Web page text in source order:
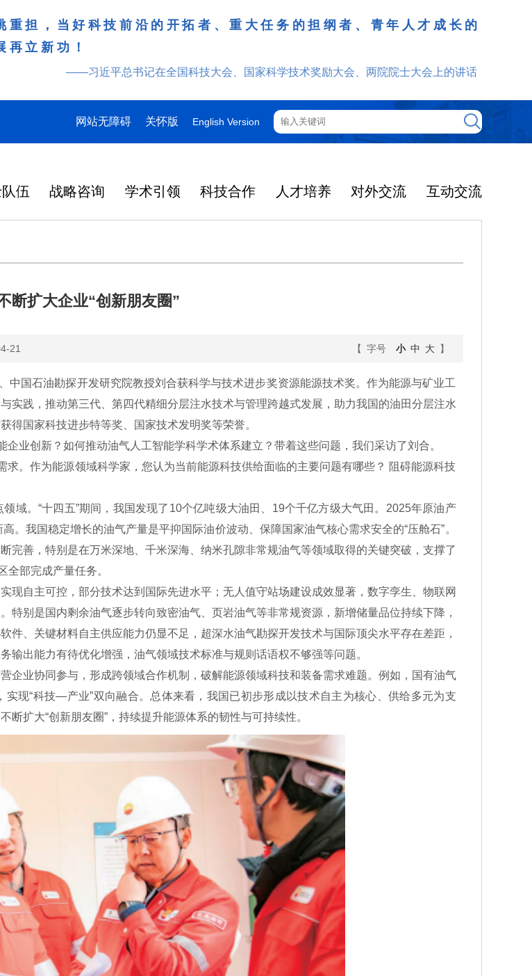
担，当好科技前沿的开拓者、重大任务的担纲者、青年人才成长的
立新功！
——习近平总书记在全国科技大会、国家科学技术奖励大会、两院院士大会上的讲话
网站无障碍 关怀版 English Version
伍 战略咨询 学术引领 科技合作 人才培养 对外交流 互动交流
断扩大企业“创新朋友圈”
21 【 字号 小 中 大】
国石油勘探开发研究院教授刘合获科学与技术进步奖资源能源技术奖。作为能源与矿业工
实践，推动第三代、第四代精细分层注水技术与管理跨越式发展，助力我国的油田分层注水
得国家科技进步特等奖、国家技术发明奖等荣誉。
创新？如何推动油气人工智能学科学术体系建立？带着这些问题，我们采访了刘合。
。作为能源领域科学家，您认为当前能源科技供给面临的主要问题有哪些？ 阻碍能源科技
。“十四五”期间，我国发现了10个亿吨级大油田、19个千亿方级大气田。2025年原油产
我国稳定增长的油气产量是平抑国际油价波动、保障国家油气核心需求安全的“压舱石”。
完善，特别是在万米深地、千米深海、纳米孔隙非常规油气等领域取得的关键突破，支撑了
部完成产量任务。
自主可控，部分技术达到国际先进水平；无人值守站场建设成效显著，数字孪生、物联网
别是国内剩余油气逐步转向致密油气、页岩油气等非常规资源，新增储量品位持续下降，
件、关键材料自主供应能力仍显不足，超深水油气勘探开发技术与国际顶尖水平存在差距，
出能力有待优化增强，油气领域技术标准与规则话语权不够强等问题。
业协同参与，形成跨领域合作机制，破解能源领域科技和装备需求难题。例如，国有油气
现“科技—产业”双向融合。总体来看，我国已初步形成以技术自主为核心、供给多元为支
扩大“创新朋友圈”，持续提升能源体系的韧性与可持续性。